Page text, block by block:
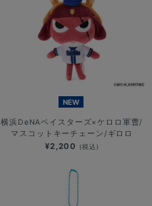
NEW
横浜DeNAベイスターズ×ケロロ軍曹/
マスコットキーチェーン/ギロロ
¥2,200 (税込)